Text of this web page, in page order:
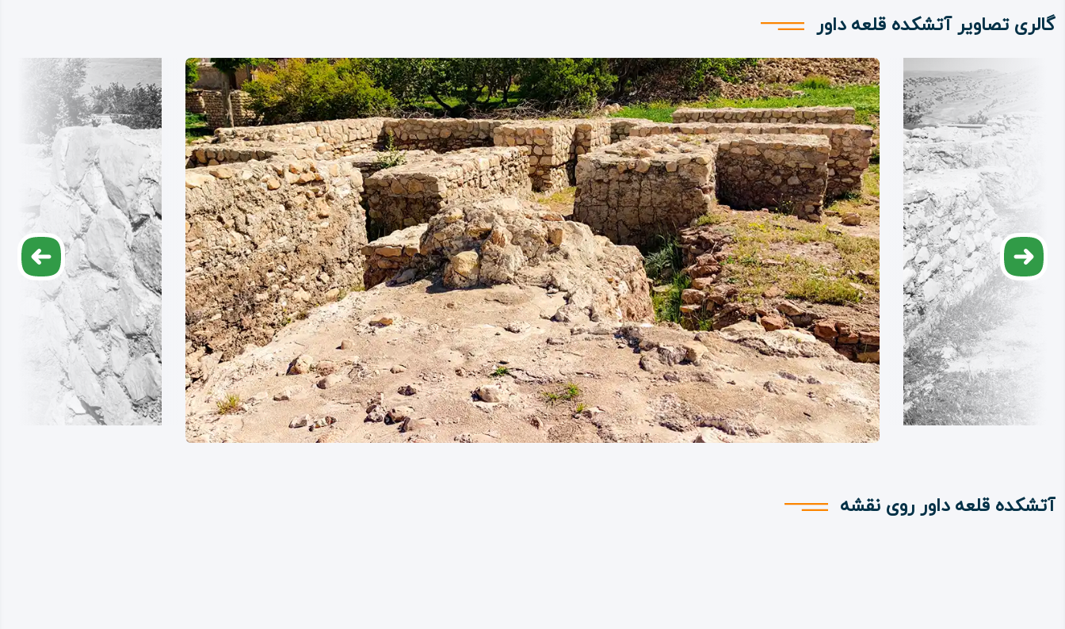
گالری تصاویر آتشکده قلعه داور
آتشکده قلعه داور روی نقشه